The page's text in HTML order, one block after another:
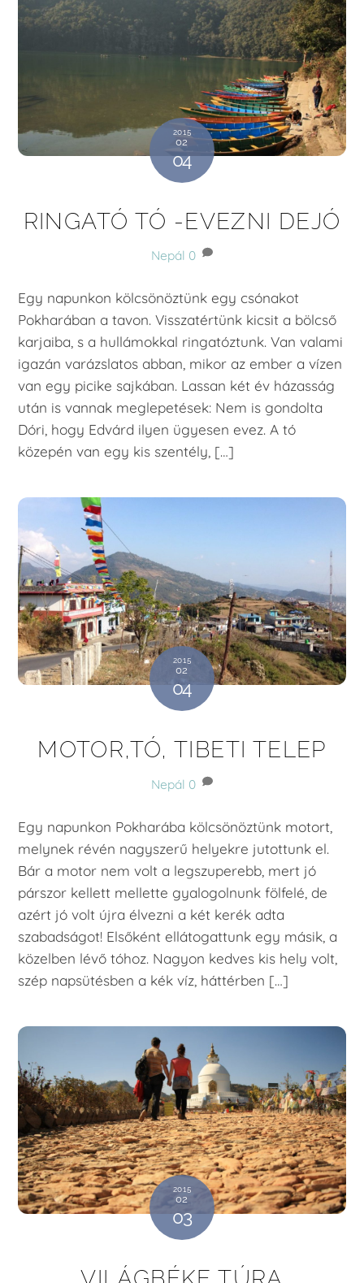
2015
02
04
RINGATÓ TÓ -EVEZNI DEJÓ
Nepál 0
Egy napunkon kölcsönöztünk egy csónakot
Pokharában a tavon. Visszatértünk kicsit a bölcső
karjaiba, s a hullámokkal ringatóztunk. Van valami
igazán varázslatos abban, mikor az ember a vízen
van egy picike sajkában. Lassan két év házasság
után is vannak meglepetések: Nem is gondolta
Dóri, hogy Edvárd ilyen ügyesen evez. A tó
közepén van egy kis szentély, […]
2015
02
04
MOTOR,TÓ, TIBETI TELEP
Nepál 0
Egy napunkon Pokharába kölcsönöztünk motort,
melynek révén nagyszerű helyekre jutottunk el.
Bár a motor nem volt a legszuperebb, mert jó
párszor kellett mellette gyalogolnunk fölfelé, de
azért jó volt újra élvezni a két kerék adta
szabadságot! Elsőként ellátogattunk egy másik, a
közelben lévő tóhoz. Nagyon kedves kis hely volt,
szép napsütésben a kék víz, háttérben […]
2015
02
03